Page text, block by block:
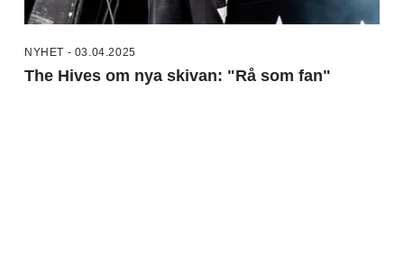
NYHET - 03.04.2025
The Hives om nya skivan: "Rå som fan"